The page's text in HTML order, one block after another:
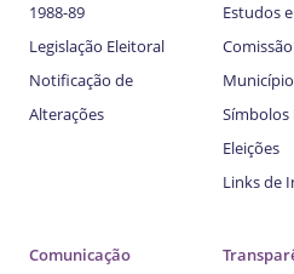
1988-89
Legislação Eleitoral
Notificação de
Alterações
Estudos
Símbolos
Eleições
Links de
Comunicação